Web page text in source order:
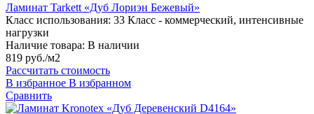
Ламинат Tarkett «Дуб Лориэн Бежевый»
Класс использования: 33 Класс - коммерческий, интенсивные
нагрузки
Наличие товара: В наличии
819 руб./м2
Рассчитать стоимость
В избранное В избранном
Сравнить